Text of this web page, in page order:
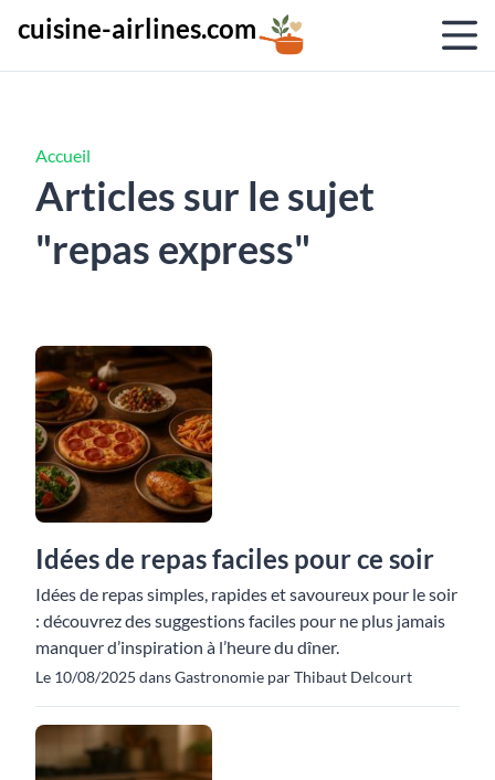
cuisine-airlines.com
Accueil
Articles sur le sujet
"repas express"
Idées de repas faciles pour ce soir
Idées de repas simples, rapides et savoureux pour le soir
: découvrez des suggestions faciles pour ne plus jamais
manquer d’inspiration à l’heure du dîner.
Le 10/08/2025 dans Gastronomie par Thibaut Delcourt